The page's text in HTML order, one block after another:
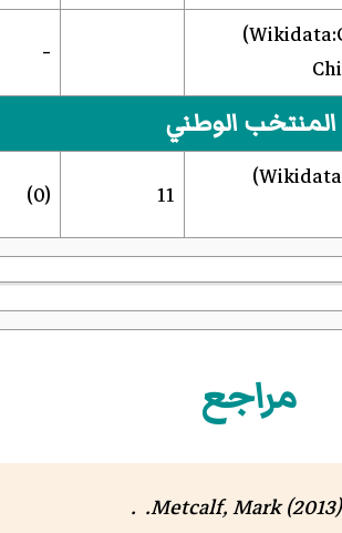
-
المنتخب الوطني
11
(0)
مراجع
Metcalf, Mark